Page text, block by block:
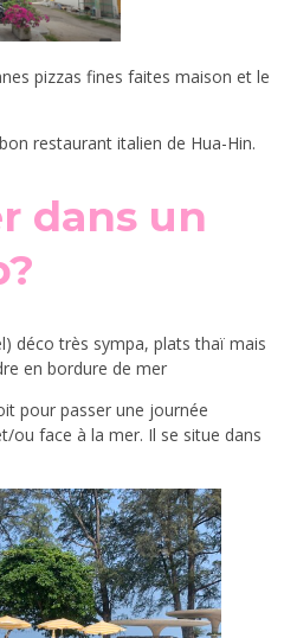
pizzas fines faites maison et le
restaurant italien de Hua-Hin.
dans un
déco très sympa, plats thaï mais
en bordure de mer
pour passer une journée
ou face à la mer. Il se situe dans